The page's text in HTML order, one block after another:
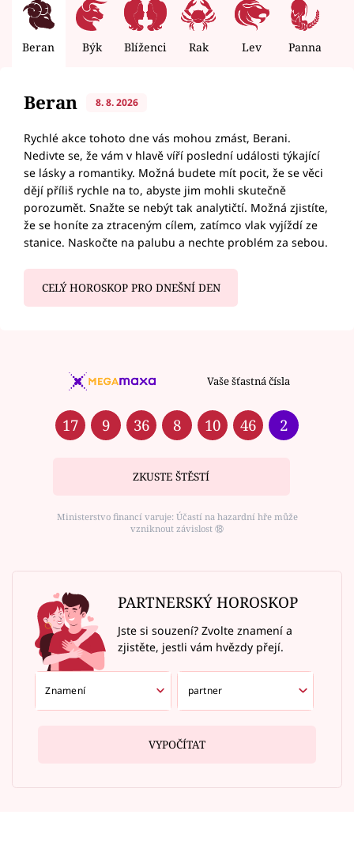
Beran Býk Blíženci Rak Lev Panna
Beran 8. 8. 2026
Rychlé akce tohoto dne vás mohou zmást, Berani.
Nedivte se, že vám v hlavě víří poslední události týkající
se lásky a romantiky. Možná budete mít pocit, že se věci
dějí příliš rychle na to, abyste jim mohli skutečně
porozumět. Snažte se nebýt tak analytičtí. Možná zjistíte,
že se honíte za ztraceným cílem, zatímco vlak vyjíždí ze
stanice. Naskočte na palubu a nechte problém za sebou.
CELÝ HOROSKOP PRO DNEŠNÍ DEN
Vaše šťastná čísla
17 9 36 8 10 46 2
ZKUSTE ŠTĚSTÍ
Ministerstvo financí varuje: Účastí na hazardní hře může
vzniknout závislost ⑱
PARTNERSKÝ HOROSKOP
Jste si souzení? Zvolte znamení a
zjistěte, jestli vám hvězdy přejí.
VYPOČÍTAT